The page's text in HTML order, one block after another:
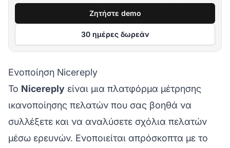
Ζητήστε demo
30 ημέρες δωρεάν
Ενοποίηση Nicereply
Το Nicereply είναι μια πλατφόρμα μέτρησης
ικανοποίησης πελατών που σας βοηθά να
συλλέξετε και να αναλύσετε σχόλια πελατών
μέσω ερευνών. Ενοποιείται απρόσκοπτα με το